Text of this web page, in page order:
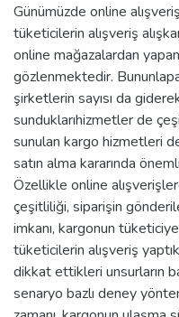
Günümüzde online
tüketicilerin alışveriş
online mağazalardan
gözlenmektedir.
şirketlerin sayısı da
sunduklarıhizmetler de
sunulan kargo hizmetleri
satın alma kararında
Özellikle online
çeşitliliği, siparişin
imkanı, kargonun
tüketicilerin alışveriş
dikkat ettikleri unsurların
senaryo bazlı deney